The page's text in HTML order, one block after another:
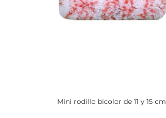
Mini rodillo bicolor de 11 y 15 cm